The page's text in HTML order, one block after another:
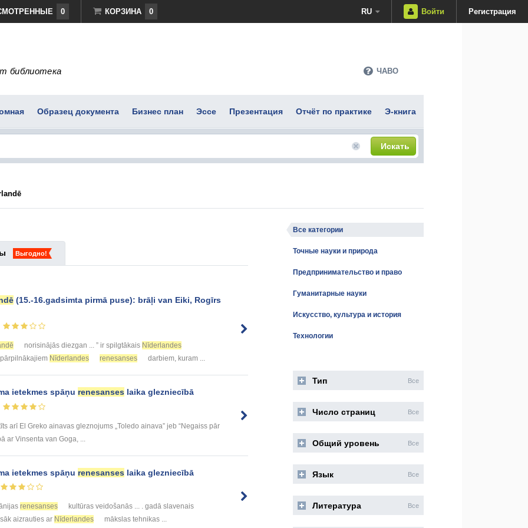
0 КОРЗИНА 0 RU Войти Регистрация
библиотека ЧАВО
Образец документа Бизнес план Эссе Презентация Отчёт по практике Э-книга
Искать
Выгодно!
(15.-16.gadsimta pirmā puse): brāļi van Eiki, Rogīrs
norisinājās diezgan ... ” ir spilgtākais Nīderlandes
Nīderlandes renesanses darbiem, kuram ...
ietekmes spāņu renesanses laika glezniecībā
arī El Greko ainavas gleznojums „Toledo ainava” jeb “Negaiss pār
ar Vinsenta van Goga, ...
ietekmes spāņu renesanses laika glezniecībā
renesanses
kultūras veidošanās ... . gadā slavenais
aizrauties ar Nīderlandes mākslas tehnikas ...
Все категории
Точные науки и природа
Предпринимательство и право
Гуманитарные науки
Искусство, культура и история
Технологии
Тип Все
Число страниц Все
Общий уровень Все
Язык Все
Литература Все